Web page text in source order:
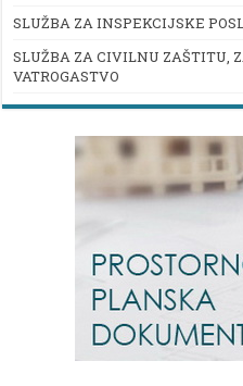
SLUŽBA ZA INSPEKCIJSKE
SLUŽBA ZA CIVILNU ZAŠTITU,
VATROGASTVO